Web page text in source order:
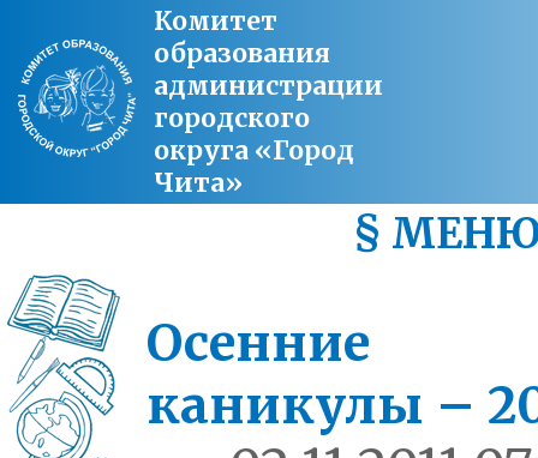
Комитет
образования
администрации
городского
округа «Город
Чита»
§
Осенние
каникулы –